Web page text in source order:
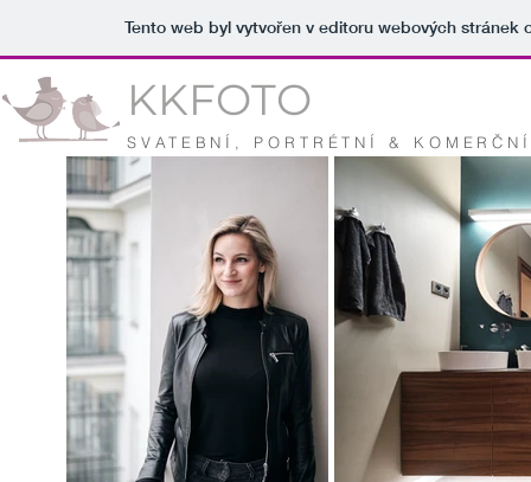
Tento web byl vytvořen v editoru webových stránek
KKFOTO
SVATEBNÍ, PORTRÉTNÍ &